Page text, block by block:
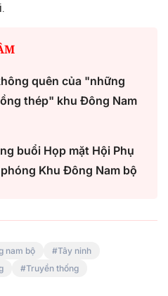
quên của "những
thép" khu Đông Nam
buổi Họp mặt Hội Phụ
Khu Đông Nam bộ
nam bộ
Tây ninh
Truyền thống